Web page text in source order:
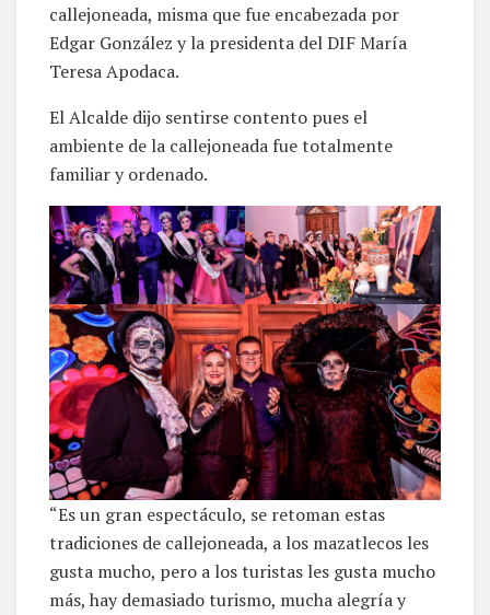
callejoneada, misma que fue encabezada por
Edgar González y la presidenta del DIF María
Teresa Apodaca.
El Alcalde dijo sentirse contento pues el
ambiente de la callejoneada fue totalmente
familiar y ordenado.
“Es un gran espectáculo, se retoman estas
tradiciones de callejoneada, a los mazatlecos les
gusta mucho, pero a los turistas les gusta mucho
más, hay demasiado turismo, mucha alegría y